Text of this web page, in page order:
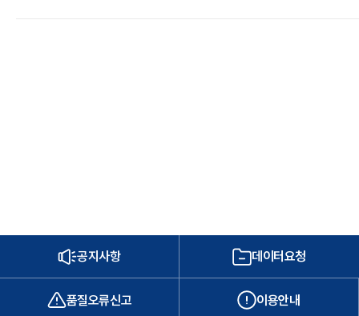
공지사항 데이터요청
품질오류신고 이용안내